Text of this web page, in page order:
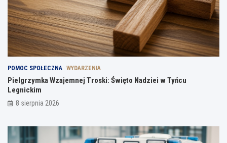
POMOC SPOŁECZNA WYDARZENIA
Pielgrzymka Wzajemnej Troski: Święto Nadziei w Tyńcu
Legnickim
8 sierpnia 2026